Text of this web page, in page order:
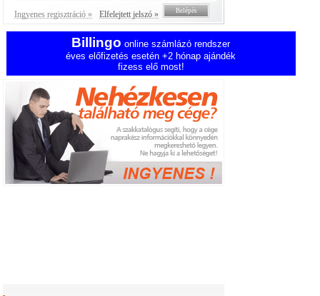
Ingyenes regisztráció » Elfelejtett jelszó »
Billingo online számlázó rendszer
éves előfizetés esetén +2 hónap ajándék
fizess elő most!